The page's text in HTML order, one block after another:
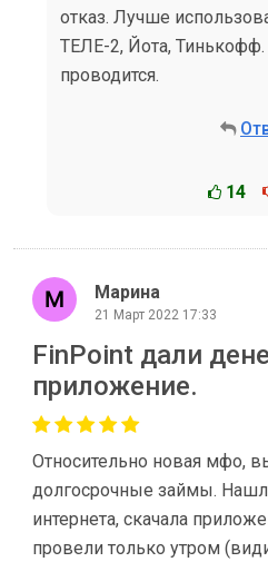
отказ. Лучше
ТЕЛЕ-2, Йота,
проводится.
14
Марина
21 Март 2022 17:33
FinPoint дали
приложение.
Относительно новая мфо,
долгосрочные займы.
интернета, скачала
провели только утром